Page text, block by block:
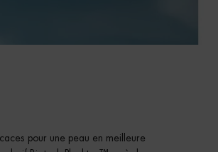
pour une peau en meilleure